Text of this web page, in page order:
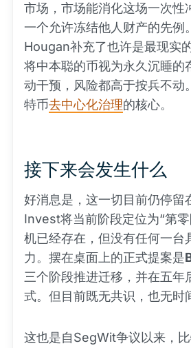
市场，市场能消化这场一次性
一个允许冻结他人财产的先
Hougan补充了也许是最现实
将中本聪的币视为永久沉睡的
动干预，风险都高于按兵不动
特币去中心化治理的核心。
接下来会发生什么
好消息是，这一切目前仍停留
Invest将当前阶段定位为“第
机已经存在，但没有任何一台
力。摆在桌面上的正式提案是
三个阶段推进迁移，并在五年
式。但目前既无共识，也无时
这也是自SegWit争议以来，